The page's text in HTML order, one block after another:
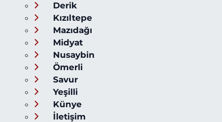
Derik
Kızıltepe
Mazıdağı
Midyat
Nusaybin
Ömerli
Savur
Yeşilli
Künye
İletişim